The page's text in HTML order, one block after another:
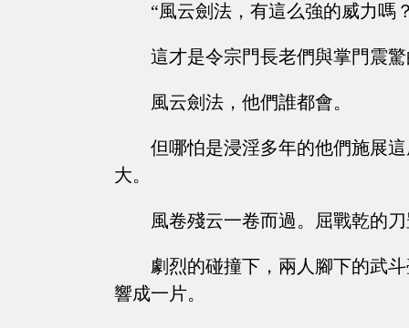
“風云劍法，有這么強的威力嗎
這才是令宗門長老們與掌門震
風云劍法，他們誰都會。
但哪怕是浸淫多年的他們施展
大。
風卷殘云一卷而過。屈戰乾的
劇烈的碰撞下，兩人腳下的武
響成一片。